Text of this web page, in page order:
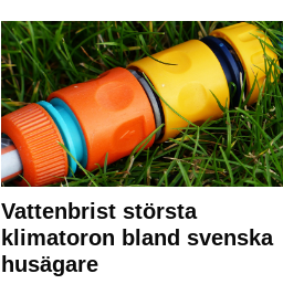
Vattenbrist största
klimatoron bland svenska
husägare